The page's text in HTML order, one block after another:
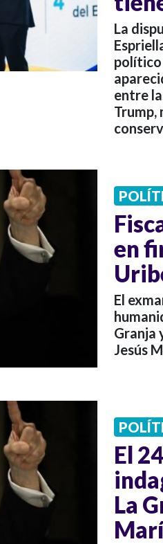
La
político
entre
Trump,
en
El
Granja
Jesús
El
La